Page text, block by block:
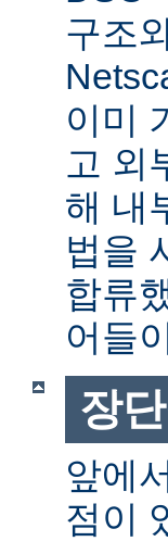
구조
이미
고 외
해 내
법을
합류
어들
장
앞에
점이